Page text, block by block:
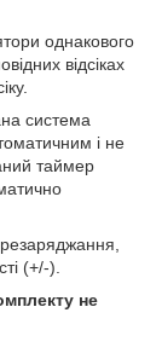
однакового
відсіках
система
і не
таймер
(+/-).
не